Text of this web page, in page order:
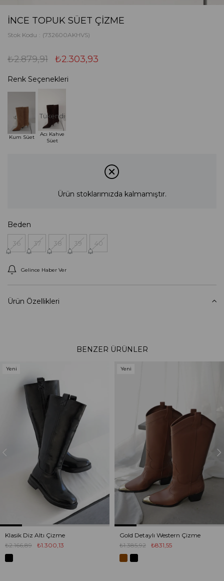
İNCE TOPUK SÜET ÇIZME
Stok Kodu (732600AKHVS)
₺2.879,91 ₺2.303,93
Renk Seçenekleri
Kum Süet
Tükendi
Acı Kahve
Süet
Ürün stoklarımızda kalmamıştır.
Beden
36 37 38 39 40
Gelince Haber Ver
Ürün Özellikleri
BENZER ÜRÜNLER
Klasik Diz Altı Çizme
₺1.300,13
₺2.166,89
Yeni
Gold Detaylı Western Çizme
₺831,55
₺1.385,92
Yeni